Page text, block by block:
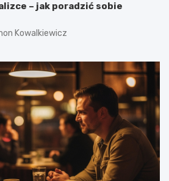
– jak poradzić sobie
Kowalkiewicz